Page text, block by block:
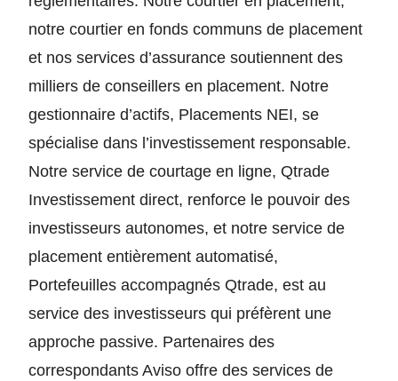
notre courtier en fonds communs de placement
et nos services d’assurance soutiennent des
milliers de conseillers en placement. Notre
gestionnaire d’actifs, Placements NEI, se
spécialise dans l’investissement responsable.
Notre service de courtage en ligne, Qtrade
Investissement direct, renforce le pouvoir des
investisseurs autonomes, et notre service de
placement entièrement automatisé,
Portefeuilles accompagnés Qtrade, est au
service des investisseurs qui préfèrent une
approche passive. Partenaires des
correspondants Aviso offre des services de